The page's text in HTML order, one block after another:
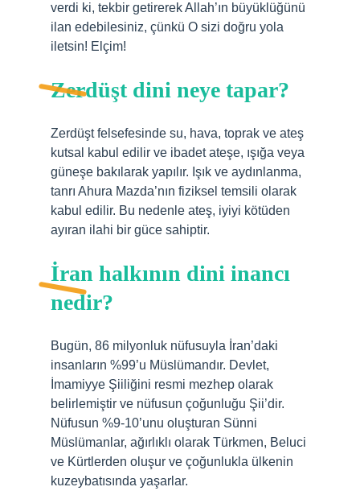
verdi ki, tekbir getirerek Allah’ın büyüklüğünü
ilan edebilesiniz, çünkü O sizi doğru yola
iletsin! Elçim!
Zerdüşt dini neye tapar?
Zerdüşt felsefesinde su, hava, toprak ve ateş
kutsal kabul edilir ve ibadet ateşe, ışığa veya
güneşe bakılarak yapılır. Işık ve aydınlanma,
tanrı Ahura Mazda’nın fiziksel temsili olarak
kabul edilir. Bu nedenle ateş, iyiyi kötüden
ayıran ilahi bir güce sahiptir.
İran halkının dini inancı
nedir?
Bugün, 86 milyonluk nüfusuyla İran’daki
insanların %99’u Müslümandır. Devlet,
İmamiyye Şiiliğini resmi mezhep olarak
belirlemiştir ve nüfusun çoğunluğu Şii’dir.
Nüfusun %9-10’unu oluşturan Sünni
Müslümanlar, ağırlıklı olarak Türkmen, Beluci
ve Kürtlerden oluşur ve çoğunlukla ülkenin
kuzeybatısında yaşarlar.